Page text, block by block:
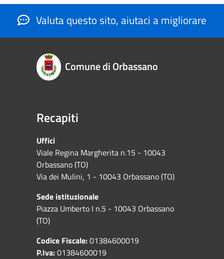
Valuta questo sito, aiutaci a migliorare
Comune di Orbassano
Recapiti
Uffici
Viale Regina Margherita n.15 - 10043
Orbassano (TO)
Via dei Mulini, 1 - 10043 Orbassano (TO)
Sede istituzionale
Piazza Umberto I n.5 - 10043 Orbassano
(TO)
Codice Fiscale:01384600019
P.Iva:01384600019